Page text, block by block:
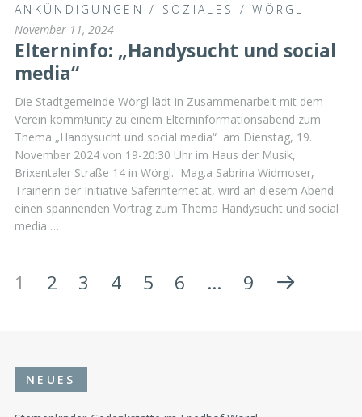
ANKÜNDIGUNGEN / SOZIALES /WÖRGL
November 11, 2024
Elterninfo: „Handysucht und social
media“
Die Stadtgemeinde Wörgl lädt in Zusammenarbeit mit dem
Verein komm!unity zu einem Elterninformationsabend zum
Thema „Handysucht und social media“ am Dienstag, 19.
November 2024 von 19-20:30 Uhr im Haus der Musik,
Brixentaler Straße 14 in Wörgl. Mag.a Sabrina Widmoser,
Trainerin der Initiative Saferinternet.at, wird an diesem Abend
einen spannenden Vortrag zum Thema Handysucht und social
media …
1 2 3 4 5 6 … 9
NEUES